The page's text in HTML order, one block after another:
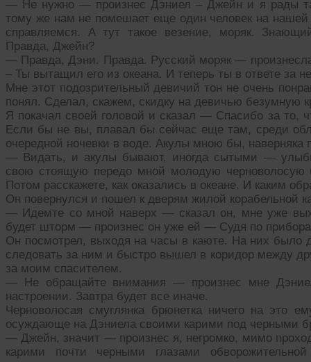
— Не нужно — произнес Дэниел – Джейн и я рады
тому же нам не помешает еще один человек на
справляемся. А тут такое везение, моряк.
Правда, Джейн?
— Правда, Дэни. Правда. Русский моряк —
– Ты вытащил его из океана. И теперь ты в ответе за
Мне этот подозрительный девичий тон не очень
понял. Сделал, скажем, скидку на девичью безумную
Я покачал своей головой и сказал — Спасибо за то,
Если бы не вы, плавал бы сейчас еще там, среди
очередной ночевки в воде. Акулы мною бы,
— Видать, и акулы бывают, иногда сытыми —
свою стоящую передо мной молодую
Потом расскажете, как оказались в океане. И каким
Он повернулся и пошел к дверям жилой корабельной
— Идемте со мной наверх — сказал он, мне уже
будет шторм — произнес он уже ей — Судя по
Он посмотрел, выходя на часы в каюте. На них было
следовать за ним и быстро вышел в коридор между
за моим спасителем.
— Не обращайте внимания — произнес мне
настроении. Завтра будет все иначе.
Черноволосая смуглянка брюнетка ничего на это
осуждающе на Дэниела своими карими под черными
— Джейн, значит — произнес я, негромко, мимо
карими почти черными глазами